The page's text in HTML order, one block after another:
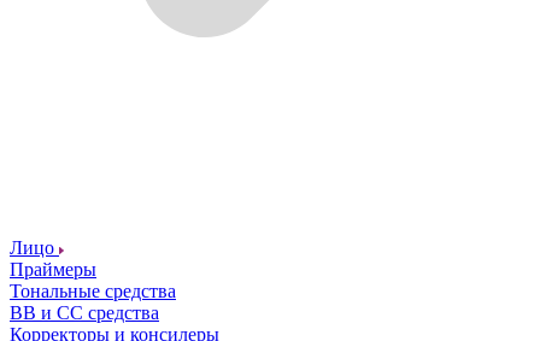
Лицо
Праймеры
Тональные средства
ВВ и СС средства
Корректоры и консилеры